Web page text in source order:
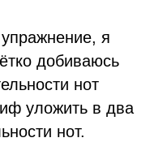
я
добиваюсь
нот
уложить в два
нот.